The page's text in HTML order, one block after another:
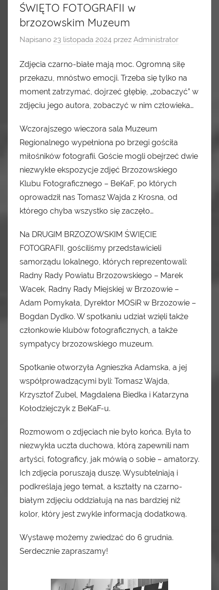
ŚWIĘTO FOTOGRAFII w
brzozowskim Muzeum
Napisano 23 listopada 2024 przez Administrator
Zdjęcia czarno-białe mają moc. Ogromną siłę
przekazu, mnóstwo emocji. Trzeba się tylko na
moment zatrzymać, dojrzeć głębię, „zobaczyć” w
zdjęciu jego autora, zobaczyć w nim człowieka…
Wczorajszego wieczora sala Muzeum
Regionalnego wypełniona po brzegi gościła
miłośników fotografii. Goście mogli obejrzeć dwie
niezwykłe ekspozycje zdjęć Brzozowskiego
Klubu Fotograficznego – BeKaF, po których
oprowadził nas Tomasz Wajda z Krosna, od
którego chyba wszystko się zaczęło…
Na DRUGIM BRZOZOWSKIM ŚWIĘCIE
FOTOGRAFII, gościliśmy przedstawicieli
samorządu lokalnego, których reprezentowali:
Radny Rady Powiatu Brzozowskiego – Marek
Wacek, Radny Rady Miejskiej w Brzozowie –
Adam Pomykała, Dyrektor MOSiR w Brzozowie –
Bogdan Dydko. W spotkaniu udział wzięli także
członkowie klubów fotograficznych, a także
sympatycy brzozowskiego muzeum.
Spotkanie otworzyła Agnieszka Adamska, a jej
współprowadzącymi byli: Tomasz Wajda,
Krzysztof Zubel, Magdalena Biedka i Katarzyna
Kołodziejczyk z BeKaF-u.
Rozmowom o zdjęciach nie było końca. Była to
niezwykła uczta duchowa, którą zapewnili nam
artyści, fotograficy, jak mówią o sobie – amatorzy.
Ich zdjęcia poruszają duszę. Wysubtelniają i
podkreślają jego temat, a kształty na czarno-
białym zdjęciu oddziałują na nas bardziej niż
kolor, który jest zwykle informacją dodatkową.
Wystawę możemy zwiedzać do 6 grudnia.
Serdecznie zapraszamy!